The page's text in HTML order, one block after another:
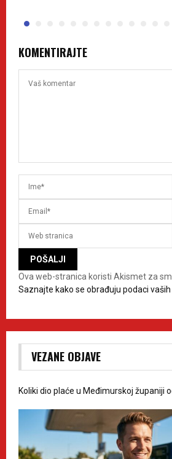
KOMENTIRAJTE
Ova web-stranica koristi Akismet za
Saznajte kako se obrađuju podaci
VEZANE OBJAVE
Koliki dio plaće u Međimurskoj županiji